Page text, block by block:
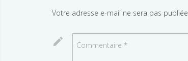
Votre adresse e-mail ne sera pas publiée.